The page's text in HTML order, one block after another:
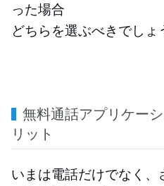
った場合
どちらを選ぶべきでしょ
無料通話アプリケー
リット
いまは電話だけでなく